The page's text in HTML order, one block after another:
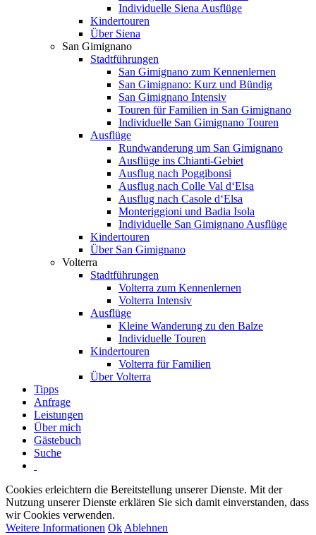
Individuelle Siena Ausflüge
Kindertouren
Über Siena
San Gimignano
Stadtführungen
San Gimignano zum Kennenlernen
San Gimignano: Kurz und Bündig
San Gimignano Intensiv
Touren für Familien in San Gimignano
Individuelle San Gimignano Touren
Ausflüge
Rundwanderung um San Gimignano
Ausflüge ins Chianti-Gebiet
Ausflug nach Poggibonsi
Ausflug nach Colle Val d‘Elsa
Ausflug nach Casole d‘Elsa
Monteriggioni und Badia Isola
Individuelle San Gimignano Ausflüge
Kindertouren
Über San Gimignano
Volterra
Stadtführungen
Volterra zum Kennenlernen
Volterra Intensiv
Ausflüge
Kleine Wanderung zu den Balze
Individuelle Touren
Kindertouren
Volterra für Familien
Über Volterra
Tipps
Anfrage
Leistungen
Über mich
Gästebuch
Suche
Cookies erleichtern die Bereitstellung unserer Dienste. Mit der
Nutzung unserer Dienste erklären Sie sich damit einverstanden, dass
wir Cookies verwenden.
Weitere Informationen Ok Ablehnen